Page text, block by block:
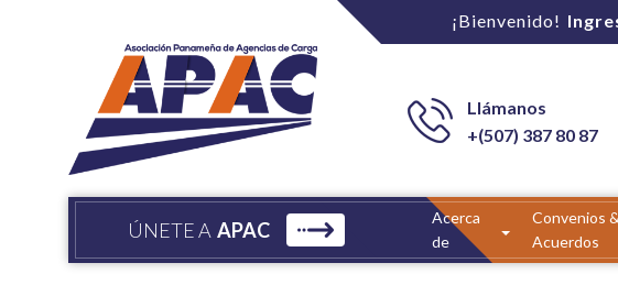
¡Bienvenido!
Llámanos
+(507) 387 80 87
ÚNETE A APAC
Acerca
de
Convenios &
Acuerdos